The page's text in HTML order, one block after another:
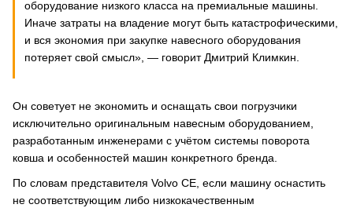
оборудование низкого класса на премиальные машины.
Иначе затраты на владение могут быть катастрофическими,
и вся экономия при закупке навесного оборудования
потеряет свой смысл», — говорит Дмитрий Климкин.
Он советует не экономить и оснащать свои погрузчики
исключительно оригинальным навесным оборудованием,
разработанным инженерами с учётом системы поворота
ковша и особенностей машин конкретного бренда.
По словам представителя Volvo CE, если машину оснастить
не соответствующим либо низкокачественным